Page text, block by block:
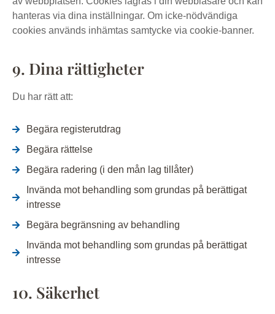
hanteras via dina inställningar. Om icke-nödvändiga
cookies används inhämtas samtycke via cookie-banner.
9. Dina rättigheter
Du har rätt att:
Begära registerutdrag
Begära rättelse
Begära radering (i den mån lag tillåter)
Invända mot behandling som grundas på berättigat
intresse
Begära begränsning av behandling
Invända mot behandling som grundas på berättigat
intresse
10. Säkerhet